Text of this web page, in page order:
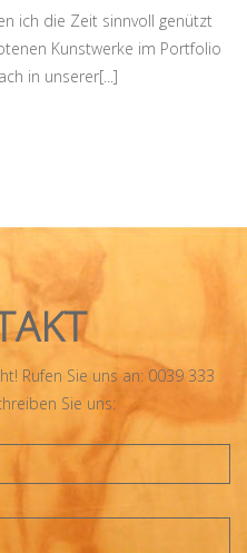
ich die Zeit sinnvoll genützt
Kunstwerke im Portfolio
in unserer[...]
Rufen Sie uns an: 0039 333
Sie uns: